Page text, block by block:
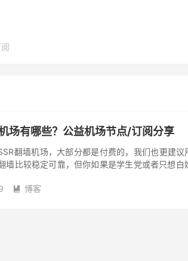
场有哪些？公益机场节点/订阅分享
翻墙机场，大部分都是付费的，我们也更建议
墙比较稳定可靠，但你如果是学生党或者只想白
 博客